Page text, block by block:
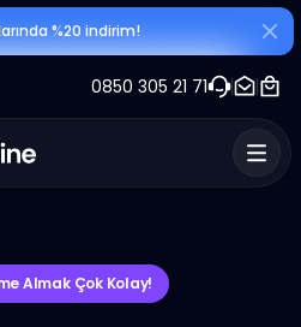
%20 indirim!
0850 305 21 71
Almak Çok Kolay!